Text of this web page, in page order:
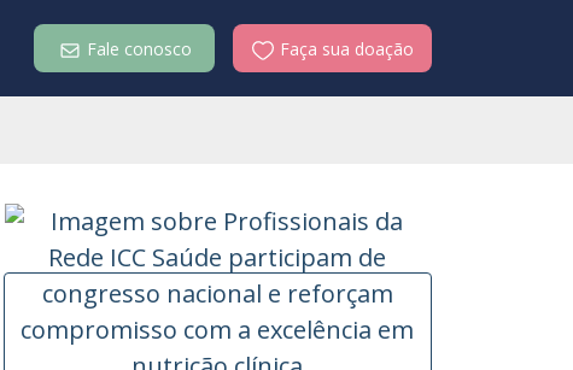
Fale conosco Faça sua doação